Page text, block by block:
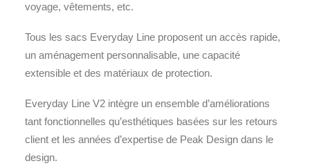
voyage, vêtements, etc.
Tous les sacs Everyday Line proposent un accès rapide,
un aménagement personnalisable, une capacité
extensible et des matériaux de protection.
Everyday Line V2 intègre un ensemble d’améliorations
tant fonctionnelles qu’esthétiques basées sur les retours
client et les années d’expertise de Peak Design dans le
design.